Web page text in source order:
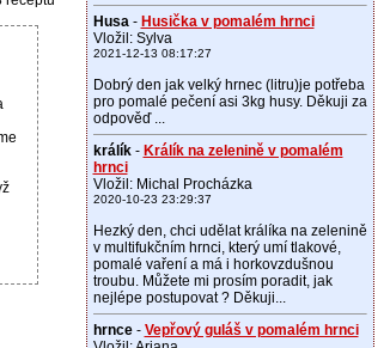
Husa- Husička v pomalém hrnci
Vložil: Sylva
2021-12-13 08:17:27
Dobrý den jak velký hrnec (litru)je potřeba
pro pomalé pečení asi 3kg husy. Děkuji za
odpověď ...
králík- Králík na zelenině v pomalém
hrnci
Vložil: Michal Procházka
2020-10-23 23:29:37
Hezký den, chci udělat králíka na zelenině
v multifukčním hrnci, který umí tlakové,
pomalé vaření a má i horkovzdušnou
troubu. Můžete mi prosím poradit, jak
nejlépe postupovat ? Děkuji...
hrnce- Vepřový guláš v pomalém hrnci